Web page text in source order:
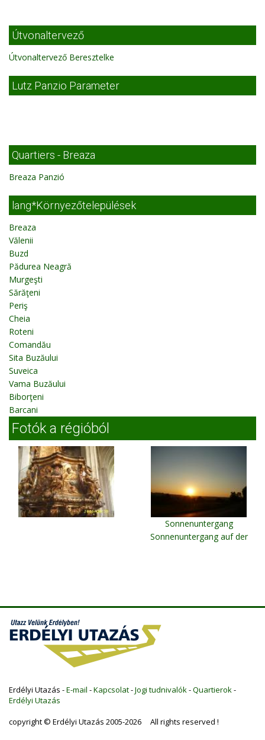
Útvonaltervező
Útvonaltervező Beresztelke
Lutz Panzio Parameter
Quartiers - Breaza
Breaza Panzió
lang*Környezőtelepülések
Breaza
Vălenii
Buzd
Pădurea Neagră
Murgeşti
Sărăţeni
Periş
Cheia
Roteni
Comandău
Sita Buzăului
Suveica
Vama Buzăului
Biborţeni
Barcani
Fotók a régióból
Sonnenuntergang
Sonnenuntergang auf der
Erdélyi Utazás -E-mail -Kapcsolat-Jogi tudnivalók-Quartierok-
Erdélyi Utazás
copyright © Erdélyi Utazás 2005-2026 All rights reserved !